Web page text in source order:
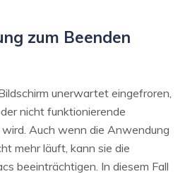
zum Beenden
unerwartet eingefroren,
nicht funktionierende
Auch wenn die Anwendung
mehr läuft, kann sie die
beeinträchtigen. In diesem Fall